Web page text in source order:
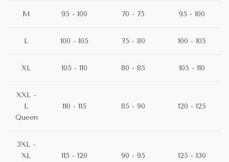
M 95 - 100 70 - 75 95 - 100
L 100 - 105 75 - 80 100 - 105
XL 105 - 110 80 - 85 105 - 110
XXL -
L
Queen
110 - 115 85 - 90 120 - 125
3XL -
XL
115 - 120 90 - 95 125 - 130